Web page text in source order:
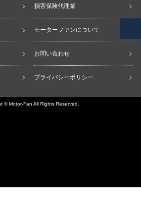
損害保険代理業
モーターファンについて
お問い合わせ
プライバシーポリシー
© Motor-Fan All Rights Reserved.